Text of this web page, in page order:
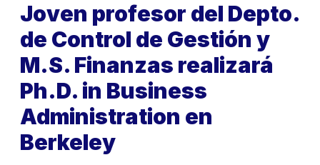
Joven profesor del Depto.
de Control de Gestión y
M.S. Finanzas realizará
Ph.D. in Business
Administration en
Berkeley